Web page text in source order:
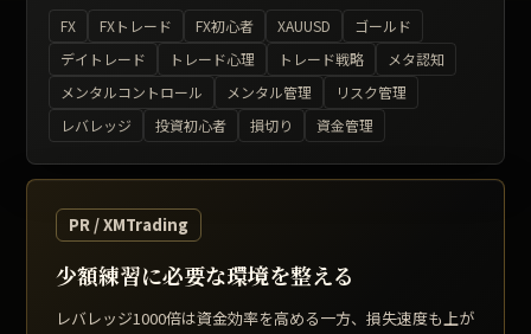
FX FXトレード FX初心者 XAUUSD
ゴールド
デイトレード
トレード心理 トレード戦略
メタ認知
メンタルコントロール
メンタル管理
リスク管理
レバレッジ
投資初心者 損切り 資金管理
PR / XMTrading
少額練習に必要な環境を整える
レバレッジ1000倍は資金効率を高める一方、損失速度も上が